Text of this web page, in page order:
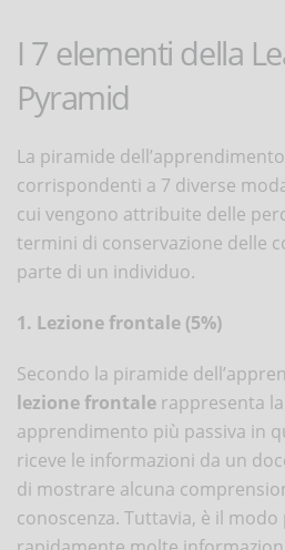
I 7 elementi della
Pyramid
La piramide
corrispondenti a 7 diverse
cui vengono attribuite delle
termini di conservazione delle
parte di un individuo.
1. Lezione frontale (5%)
Secondo la piramide
lezione frontale rappresenta
apprendimento più passiva in
riceve le informazioni da un
di mostrare alcuna
conoscenza. Tuttavia, è il